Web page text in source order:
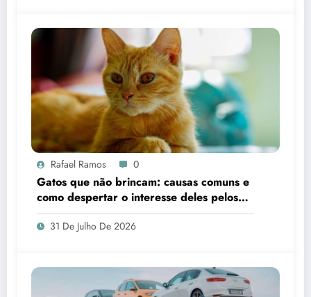
Rafael Ramos 0
Gatos que não brincam: causas comuns e
como despertar o interesse deles pelos
brinquedos
31 De Julho De 2026